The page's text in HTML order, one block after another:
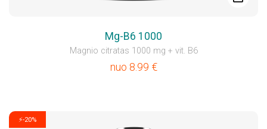
Mg-B6 1000
Magnio citratas 1000 mg + vit. B6
nuo 8.99 €
⚡-20%